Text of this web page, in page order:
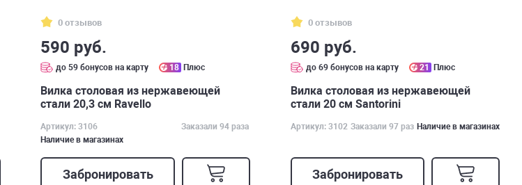
0 отзывов
590 руб.
до 59 бонусов на карту 18 Плюс
Вилка столовая из нержавеющей
стали 20,3 см Ravello
Артикул: 3106
Заказали 94 раза
Наличие в магазинах
Забронировать
0 отзывов
690 руб.
до 69 бонусов на карту 21 Плюс
Вилка столовая из нержавеющей
стали 20 см Santorini
Артикул: 3102 Заказали 97 раз Наличие в магазинах
Забронировать